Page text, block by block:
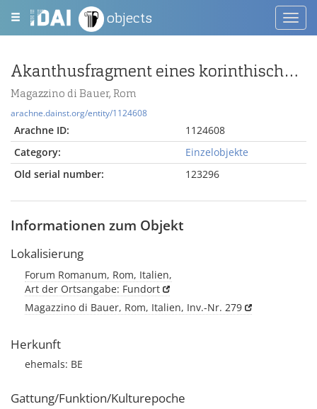
objects
Akanthusfragment eines korinthischen Kapitells oder eines Pilasterkapitells
Magazzino di Bauer, Rom
arachne.dainst.org/entity/1124608
Arachne ID:
1124608
Category:
Einzelobjekte
Old serial number:
123296
Informationen zum Objekt
Lokalisierung
Forum Romanum, Rom, Italien,
Art der Ortsangabe: Fundort
Magazzino di Bauer, Rom, Italien, Inv.-Nr. 279
Herkunft
ehemals: BE
Gattung/Funktion/Kulturepoche